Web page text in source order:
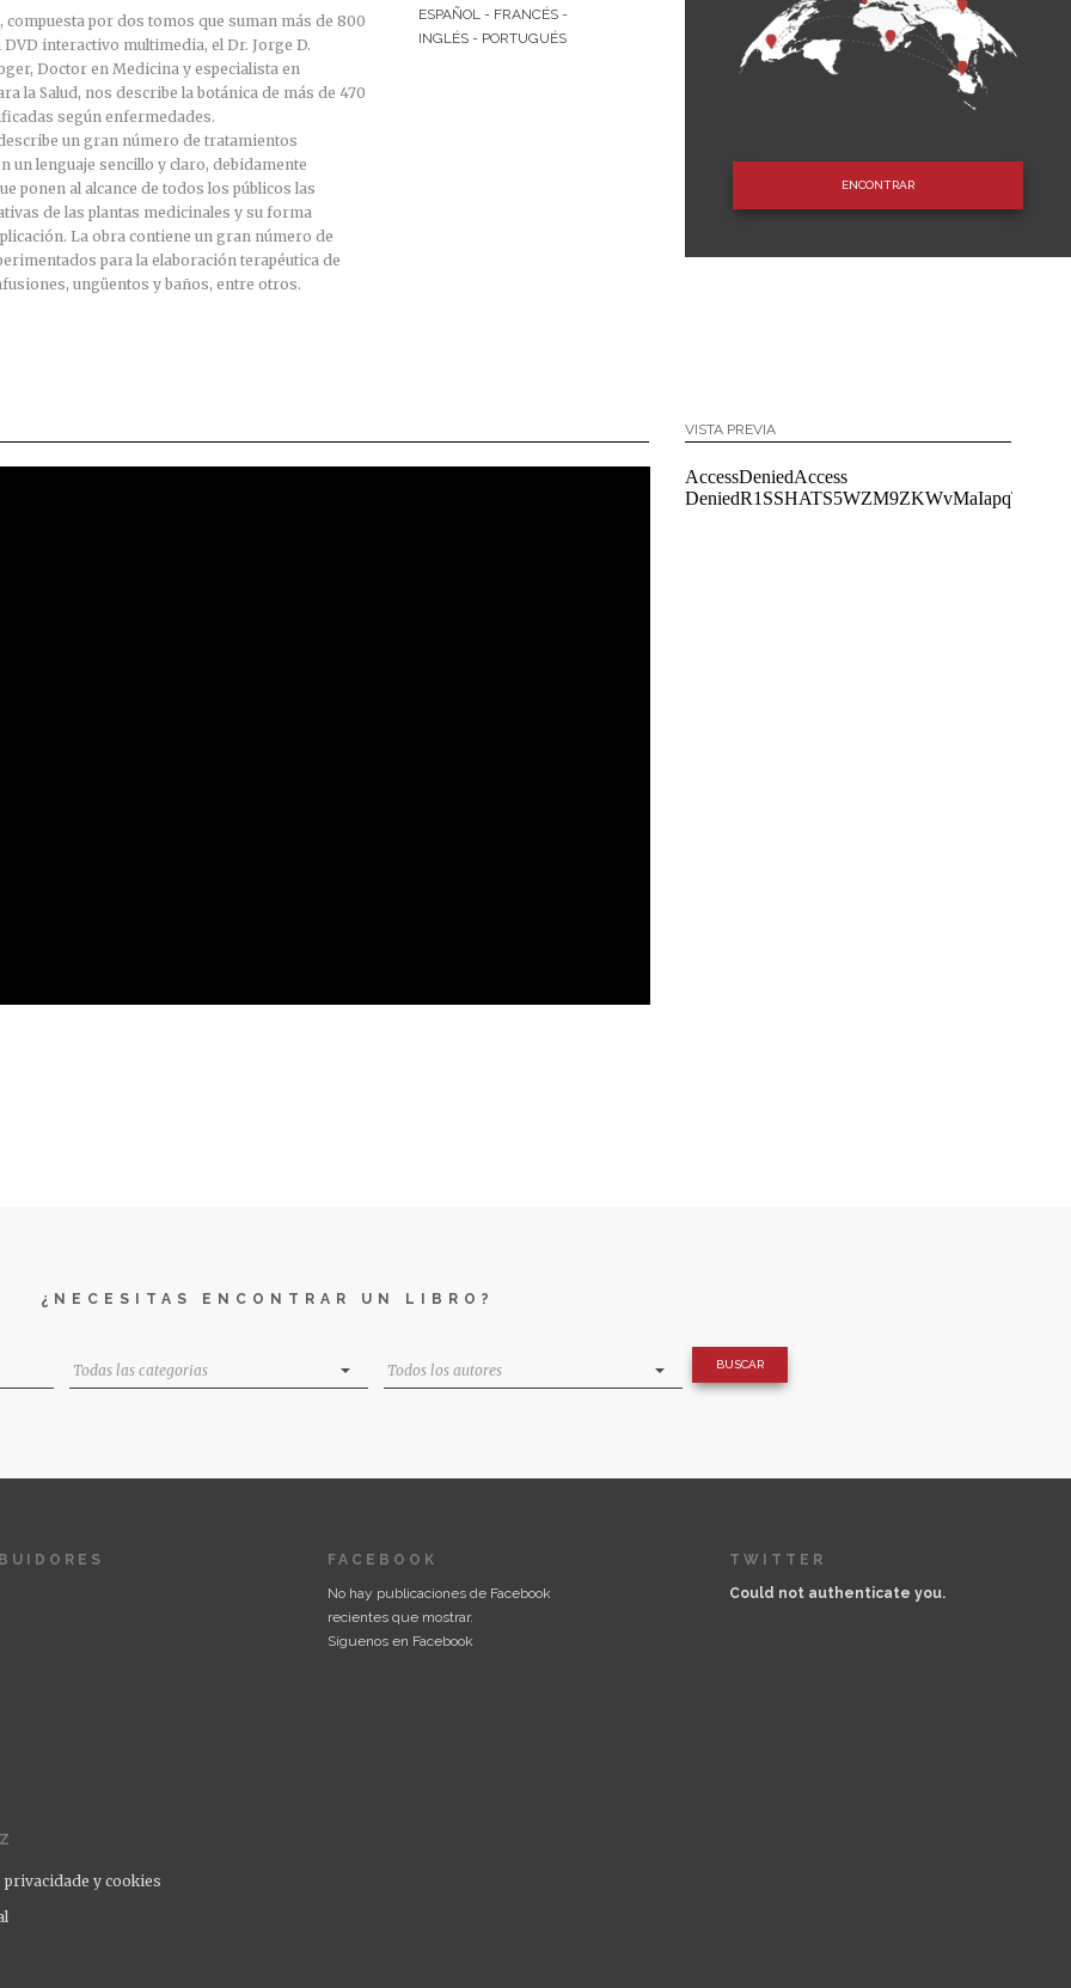
compuesta por dos tomos que suman más de 800
DVD interactivo multimedia, el Dr. Jorge D.
Doctor en Medicina y especialista en
la Salud, nos describe la botánica de más de 470
según enfermedades.
un gran número de tratamientos
un lenguaje sencillo y claro, debidamente
ponen al alcance de todos los públicos las
de las plantas medicinales y su forma
La obra contiene un gran número de
para la elaboración terapéutica de
ungüentos y baños, entre otros.
ESPAÑOL - FRANCÉS -
INGLÉS - PORTUGUÉS
ENCONTRAR
VISTA PREVIA
¿NECESITAS ENCONTRAR UN LIBRO?
privacidade y cookies
FACEBOOK
No hay publicaciones de Facebook
recientes que mostrar.
Síguenos en Facebook
TWITTER
Could not authenticate you.